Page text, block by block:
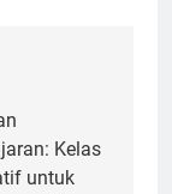
Kelas
untuk